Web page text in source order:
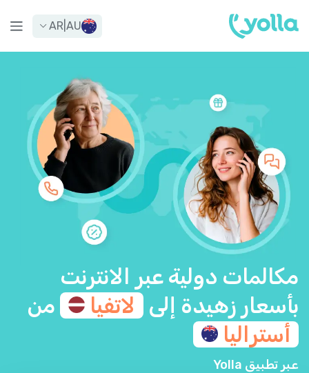
AU
AR
مكالمات دولية عبر الانترنت
بأسعار زهيدة إلى
لاتفيا
من
أستراليا
عبر تطبيق Yolla